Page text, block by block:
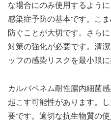
な場合にのみ使用するよう
感染症予防の基本です。こ
防ぐことが大切です。さら
対策の強化が必要です。清
ッフの感染リスクを最小限
カルバペネム耐性腸内細菌
起こす可能性があります。
要です。適切な抗生物質の